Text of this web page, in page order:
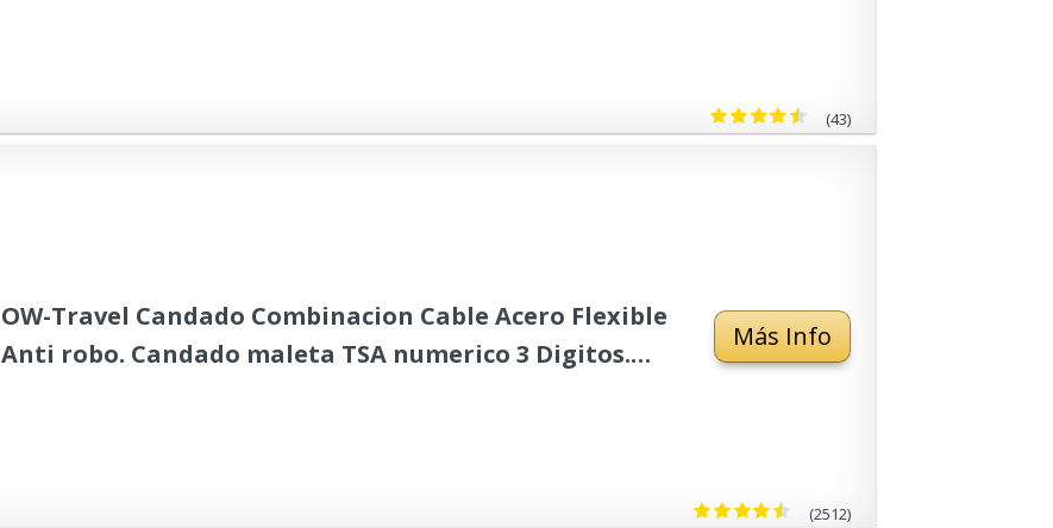
(43)
OW-Travel Candado Combinacion Cable Acero Flexible
Anti robo. Candado maleta TSA numerico 3 Digitos.
Más Info
(2512)